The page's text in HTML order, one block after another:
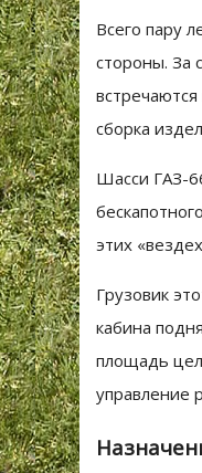
Всего пару
стороны. За
сборка
Шасси ГАЗ-
этих
Грузовик
кабина
площадь
управление